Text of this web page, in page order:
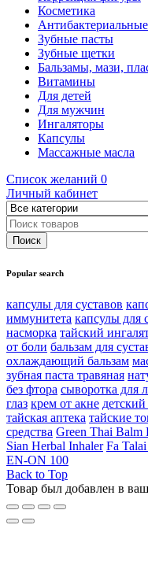
Косметика
Зубные пасты
Зубные щетки
Бальзамы, мази,
Витамины
Для детей
Для мужчин
Ингаляторы
Капсулы
Массажные масла
Список желаний 0
Личный кабинет
Popular search
капсулы для суставов
иммунитета капсулы для
насморка тайский
от боли бальзам для
охлаждающий бальзам
зубная паста травяная
без фтора сыворотка для
глаз крем от акне
тайская аптека тайские
средства Green Thai Balm
Sian Herbal Inhaler Fa
EN-ON 100
Back to Top
Товар был добавлен в